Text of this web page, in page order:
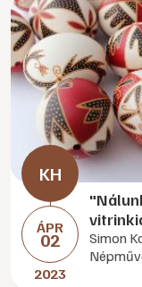
ÁPR
02
2023
Simon